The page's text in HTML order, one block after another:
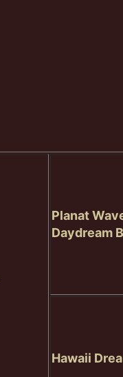
Planat
Daydream
Hawaii